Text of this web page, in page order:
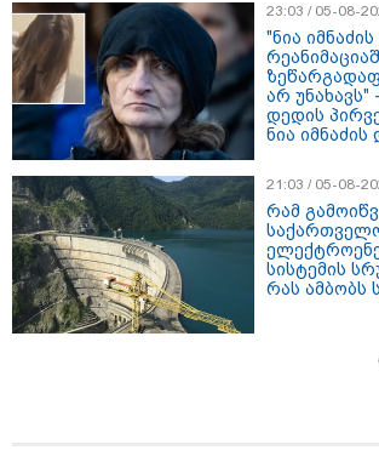
დედა სიდონია
16:02 / 03-08-2026
"15 წლის წინ
დანაშაული,
მოსამართლე,
დაწყებული
პროკურატურას,
ხარძიანი
კატეგორიის ყველა სიახლე
23:03 / 05-08-
"ნია
არ უნახავს"
დედის
ნია იმნაძის
21:03 / 05-08-
რამ
სისტემის
რას ამბობს